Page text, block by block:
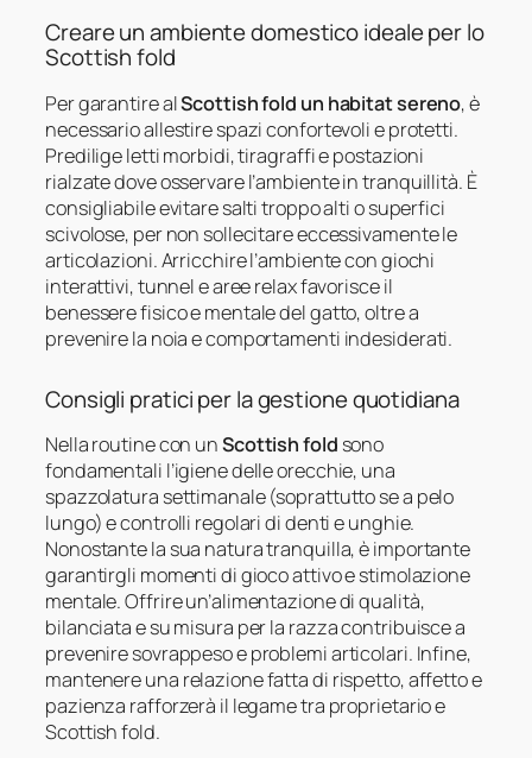
Creare un ambiente domestico ideale per lo
Scottish fold
Per garantire alScottish fold un habitat sereno, è
necessario allestire spazi confortevoli e protetti.
Predilige letti morbidi, tiragraffi e postazioni
rialzate dove osservare l’ambiente in tranquillità. È
consigliabile evitare salti troppo alti o superfici
scivolose, per non sollecitare eccessivamente le
articolazioni. Arricchire l’ambiente con giochi
interattivi, tunnel e aree relax favorisce il
benessere fisico e mentale del gatto, oltre a
prevenire la noia e comportamenti indesiderati.
Consigli pratici per la gestione quotidiana
Nella routine con unScottish fold sono
fondamentali l’igiene delle orecchie, una
spazzolatura settimanale (soprattutto se a pelo
lungo) e controlli regolari di denti e unghie.
Nonostante la sua natura tranquilla, è importante
garantirgli momenti di gioco attivo e stimolazione
mentale. Offrire un’alimentazione di qualità,
bilanciata e su misura per la razza contribuisce a
prevenire sovrappeso e problemi articolari. Infine,
mantenere una relazione fatta di rispetto, affetto e
pazienza rafforzerà il legame tra proprietario e
Scottish fold.